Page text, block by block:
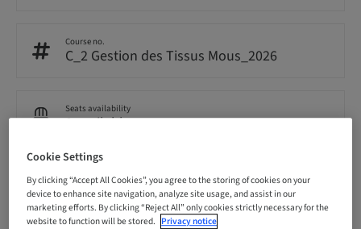
Course no.
C_2 Gestion des Tissus Mous_2026
Seats availability
0 available
Speaker(s)
Cookie Settings
By clicking “Accept All Cookies”, you agree to the storing of cookies on your
device to enhance site navigation, analyze site usage, and assist in our
marketing efforts. By clicking “Reject All” only cookies strictly necessary for the
website to function will be stored. Privacy notice